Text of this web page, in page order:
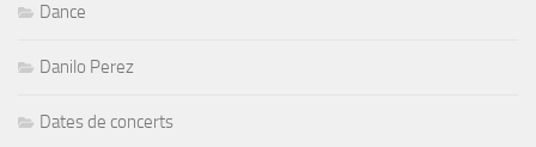
Dance
Danilo Perez
Dates de concerts